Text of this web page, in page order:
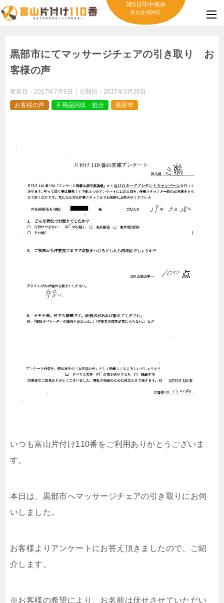
365日年中無休
富山全域対応
黒部市にてマッサージチェアの引き取り お
客様の声
更新日： 2017年7月6日 公開日： 2017年3月28日
お客様の声
不用品回収・処分 黒部市
いつも富山片付け110番をご利用ありがとうございま
す。
本日は、黒部市へマッサージチェアの引き取りにお伺
いしました。
お客様よりアンケートにお答え頂きましたので、ご紹
介します。
※お客様の希望により、お名前は伏せさせていただい